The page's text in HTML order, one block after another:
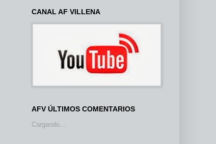
CANAL AF VILLENA
AFV ÚLTIMOS COMENTARIOS
Cargando...